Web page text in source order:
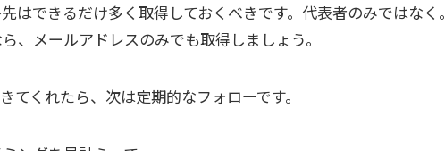
はできるだけ多く取得しておくべきです。代表者のみではなく。
、メールアドレスのみでも取得しましょう。
てくれたら、次は定期的なフォローです。